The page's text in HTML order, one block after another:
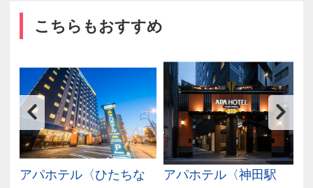
こちらもおすすめ
アパホテル〈ひたちな
アパホテル〈神田駅